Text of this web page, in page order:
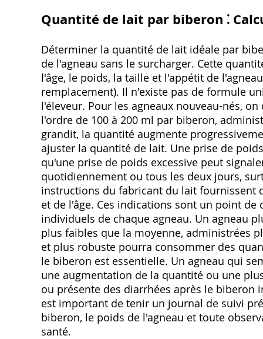
Quantité de lait par biberon ⁚
Déterminer la quantité de lait idéale par
de l'agneau sans le surcharger. Cette
l'âge, le poids, la taille et l'appétit de
remplacement). Il n'existe pas de formule
l'éleveur. Pour les agneaux nouveau-nés,
l'ordre de 100 à 200 ml par biberon,
grandit, la quantité augmente
ajuster la quantité de lait. Une prise de
qu'une prise de poids excessive peut
quotidiennement ou tous les deux jours,
instructions du fabricant du lait fournissent
et de l'âge. Ces indications sont un point
individuels de chaque agneau. Un agneau
plus faibles que la moyenne, administrées
et plus robuste pourra consommer des
le biberon est essentielle. Un agneau qui
une augmentation de la quantité ou une
ou présente des diarrhées après le
est important de tenir un journal de suivi
biberon, le poids de l'agneau et toute
santé.